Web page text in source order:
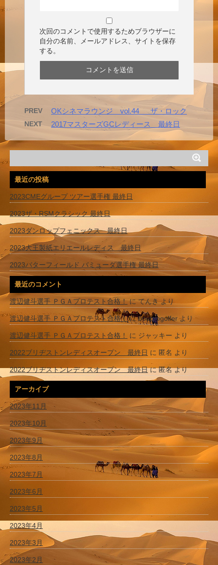
次回のコメントで使用するためブラウザーに
自分の名前、メールアドレス、サイトを保存
する。
PREV OKシネマラウンジ vol.44 ザ・ロック
NEXT 2017マスターズGCレディース 最終日
最近の投稿
2023CMEグループ ツアー選手権 最終日
2023ザ・RSMクラシック 最終日
2023ダンロップフェニックス 最終日
2023大王製紙エリエールレディス 最終日
2023バターフィールド バミューダ選手権 最終日
最近のコメント
渡辺健斗選手 ＰＧＡプロテスト合格！にてんきより
渡辺健斗選手 ＰＧＡプロテスト合格！にbouprogolfer より
渡辺健斗選手 ＰＧＡプロテスト合格！ に ジャッキー より
2022ブリヂストンレディスオープン 最終日 に 匿名 より
2022ブリヂストンレディスオープン 最終日に匿名より
アーカイブ
2023年11月
2023年10月
2023年9月
2023年8月
2023年7月
2023年6月
2023年5月
2023年4月
2023年3月
2023年2月